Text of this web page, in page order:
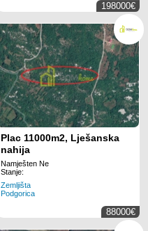
198000€
Plac 11000m2, Lješanska
nahija
Namješten Ne
Stanje:
Zemljišta
Podgorica
88000€